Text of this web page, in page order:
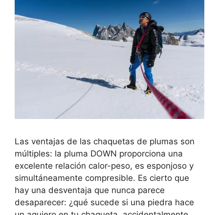
Las ventajas de las chaquetas de plumas son
múltiples: la pluma DOWN proporciona una
excelente relación calor-peso, es esponjoso y
simultáneamente compresible. Es cierto que
hay una desventaja que nunca parece
desaparecer: ¿qué sucede si una piedra hace